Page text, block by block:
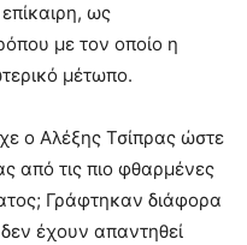
ως
με τον οποίο η
μέτωπο.
ο Αλέξης Τσίπρας ώστε
από τις πιο φθαρμένες
Γράφτηκαν διάφορα
έχουν απαντηθεί